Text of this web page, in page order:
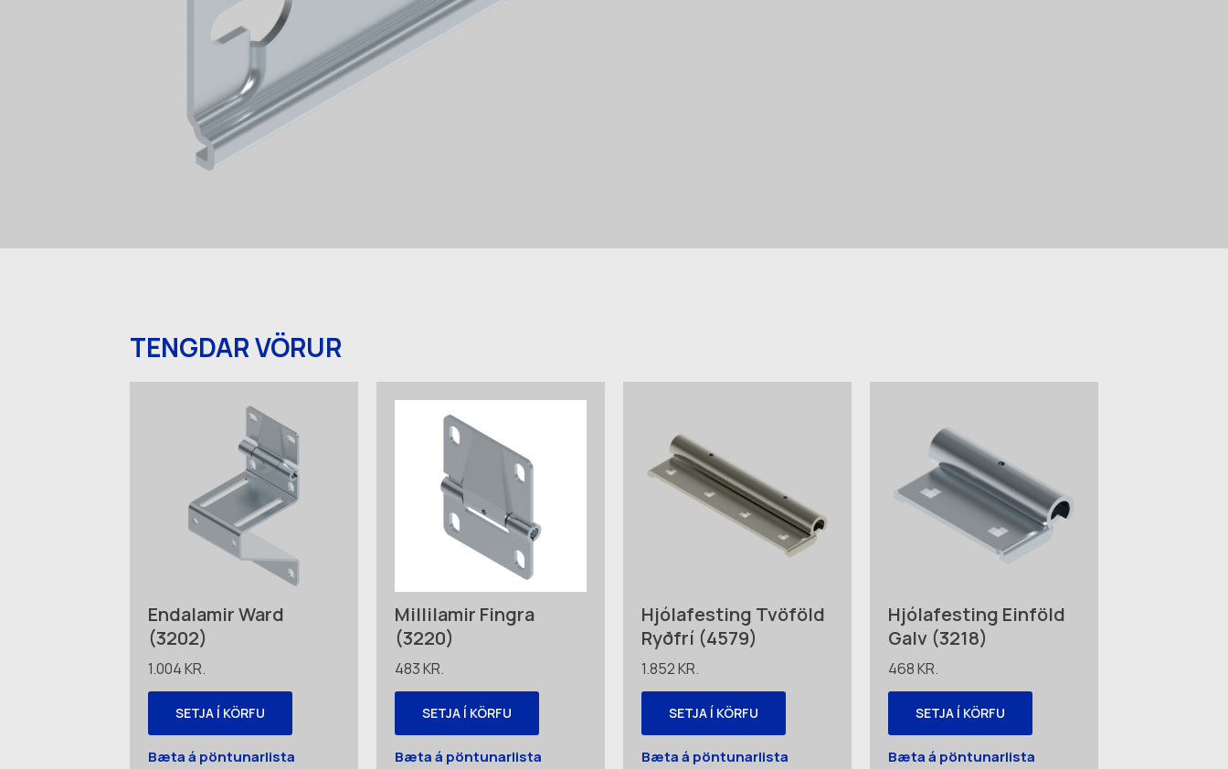
TENGDAR VÖRUR
Endalamir Ward
(3202)
1.004KR.
SETJA Í KÖRFU
Bæta á pöntunarlista
Millilamir Fingra
(3220)
483KR.
SETJA Í KÖRFU
Bæta á pöntunarlista
Hjólafesting Tvöföld
Ryðfrí (4579)
1.852KR.
SETJA Í KÖRFU
Bæta á pöntunarlista
Hjólafesting Einföld
Galv (3218)
468KR.
SETJA Í KÖRFU
Bæta á pöntunarlista